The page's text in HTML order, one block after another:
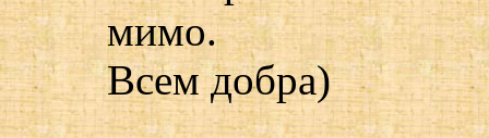
мимо.
Всем добра)